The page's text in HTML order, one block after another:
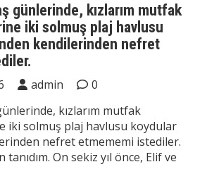
günlerinde, kızlarım mutfak
iki solmuş plaj havlusu
kendilerinden nefret
admin
0
kızlarım mutfak
iki solmuş plaj havlusu koydular
nefret etmememi istediler.
tanıdım. On sekiz yıl önce, Elif ve